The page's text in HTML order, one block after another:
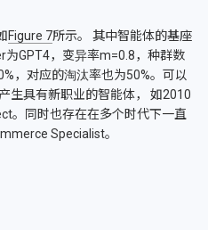
Figure 7所示。 其中智能体的基座
为GPT4，变异率m=0.8，种群数
，对应的淘汰率也为50%。可以
生具有新职业的智能体， 如2010
。同时也存在在多个时代下一直
Specialist。